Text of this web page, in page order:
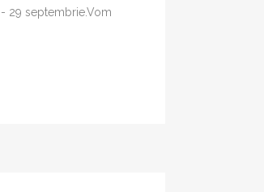
- 29 septembrie.Vom